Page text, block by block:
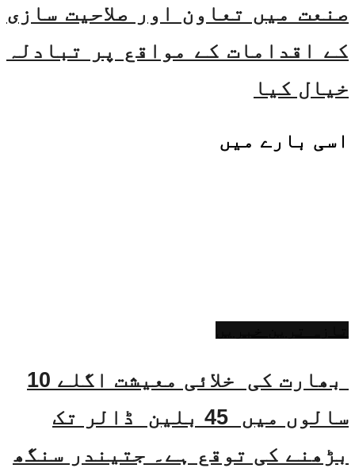
صنعت میں تعاون اور صلاحیت سازی
کے اقدامات کے مواقع پر تبادلہ
خیال کیا
اسی بارے میں
بھارت کی خلائی معیشت اگلے 10
سالوں میں 45 بلین ڈالر تک
بڑھنے کی توقع ہے۔ جتیندر سنگھ